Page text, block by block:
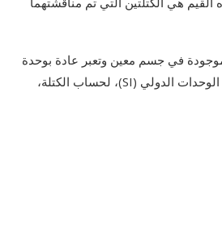
في جسم معين وتعبر عادة بوحدة
الكيلوجرام (kg) في نظام الوحدات الدولي (SI)، لحساب الكتلة،